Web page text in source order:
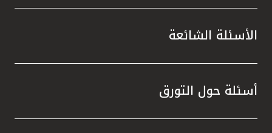
الأسئلة الشائعة
أسئلة حول التورق